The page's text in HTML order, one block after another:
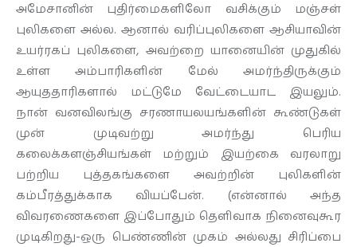
அமேசானின் புதிர்மைகளிலோ வசிக்கும் மஞ்சள்
புலிகளை அல்ல. ஆனால் வரிப்புலிகளை ஆசியாவின்
உயர்ரகப் புலிகளை, அவற்றை யானையின் முதுகில்
உள்ள அம்பாரிகளின் மேல் அமர்ந்திருக்கும்
ஆயுததாரிகளால் மட்டுமே வேட்டையாட இயலும்.
நான் வனவிலங்கு சரணாயலயங்களின் கூண்டுகள்
முன் முடிவற்று அமர்ந்து பெரிய
கலைக்களஞ்சியங்கள் மற்றும் இயற்கை வரலாறு
பற்றிய புத்தகங்களை அவற்றின் புலிகளின்
கம்பீரத்துக்காக வியப்பேன். (என்னால் அந்த
விவரணைகளை இப்போதும் தெளிவாக நினைவுகூர
முடிகிறது-ஒரு பெண்ணின் முகம் அல்லது சிரிப்பை